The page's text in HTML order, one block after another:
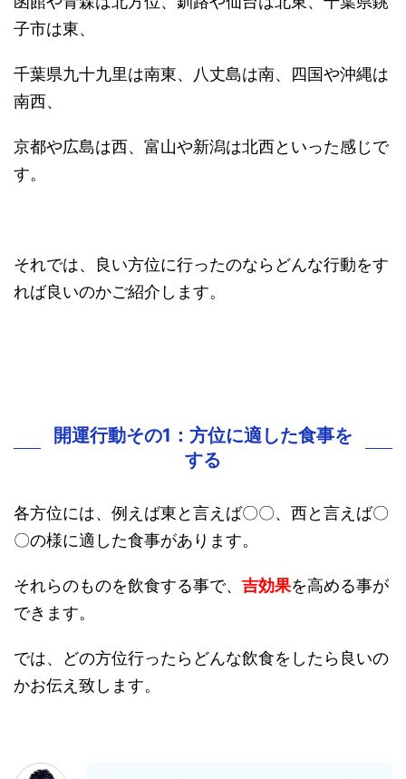
子市は東、
千葉県九十九里は南東、八丈島は南、四国や沖縄は
南西、
京都や広島は西、富山や新潟は北西といった感じで
す。
それでは、良い方位に行ったのならどんな行動をす
れば良いのかご紹介します。
開運行動その1：方位に適した食事を
する
各方位には、例えば東と言えば〇〇、西と言えば〇
〇の様に適した食事があります。
それらのものを飲食する事で、 吉効果を高める事が
できます。
では、どの方位行ったらどんな飲食をしたら良いの
かお伝え致します。